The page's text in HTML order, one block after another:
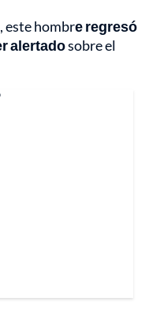
este hombre regresó
alertadosobre el